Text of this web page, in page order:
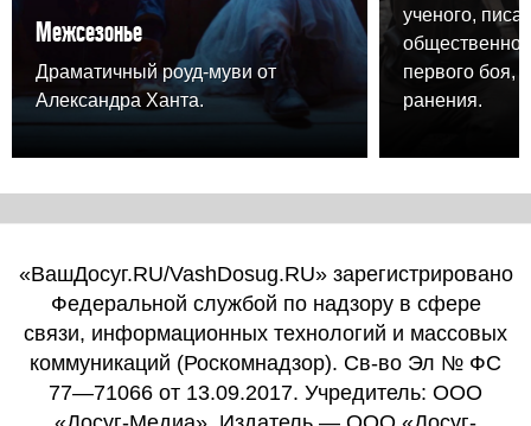
Межсезонье
Драматичный роуд-муви от
Александра Ханта.
ученого,
первого боя,
ранения.
«ВашДосуг.RU/VashDosug.RU» зарегистрировано
Федеральной службой по надзору в сфере
связи, информационных технологий и массовых
коммуникаций (Роскомнадзор). Св-во Эл № ФС
77—71066 от 13.09.2017. Учредитель: ООО